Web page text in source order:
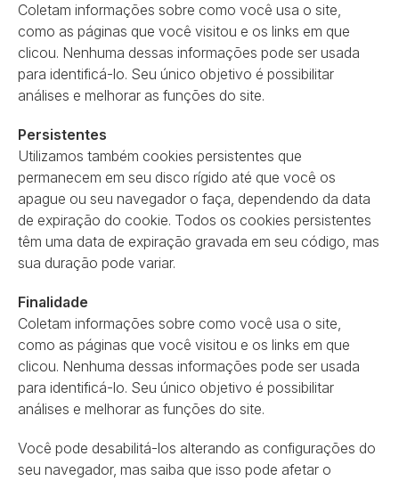
Coletam informações sobre como você usa o site,
como as páginas que você visitou e os links em que
clicou. Nenhuma dessas informações pode ser usada
para identificá-lo. Seu único objetivo é possibilitar
análises e melhorar as funções do site.
Persistentes
Utilizamos também cookies persistentes que
permanecem em seu disco rígido até que você os
apague ou seu navegador o faça, dependendo da data
de expiração do cookie. Todos os cookies persistentes
têm uma data de expiração gravada em seu código, mas
sua duração pode variar.
Finalidade
Coletam informações sobre como você usa o site,
como as páginas que você visitou e os links em que
clicou. Nenhuma dessas informações pode ser usada
para identificá-lo. Seu único objetivo é possibilitar
análises e melhorar as funções do site.
Você pode desabilitá-los alterando as configurações do
seu navegador, mas saiba que isso pode afetar o